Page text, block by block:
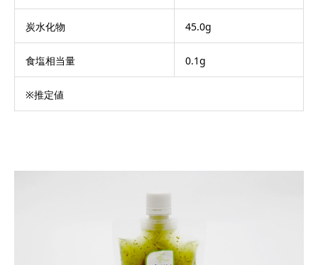
炭水化物 45.0g
食塩相当量 0.1g
※推定値